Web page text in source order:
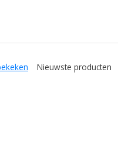
Nieuwste producten